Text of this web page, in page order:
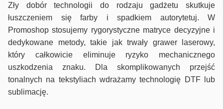
Zły dobór technologii do rodzaju gadżetu skutkuje
łuszczeniem się farby i spadkiem autorytetuj. W
Promoshop stosujemy rygorystyczne matryce decyzyjne i
dedykowane metody, takie jak trwały grawer laserowy,
który całkowicie eliminuje ryzyko mechanicznego
uszkodzenia znaku. Dla skomplikowanych przejść
tonalnych na tekstyliach wdrażamy technologię DTF lub
sublimację.